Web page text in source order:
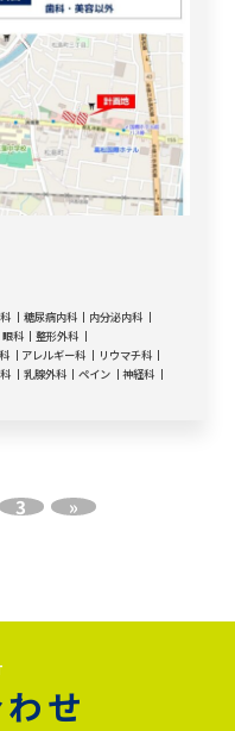
糖尿病内科
内分泌内科
眼科
整形外科
アレルギー科
リウマチ科
乳腺外科 ペイン
神経科
3 »
せ